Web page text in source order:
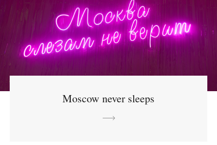
Moscow never sleeps